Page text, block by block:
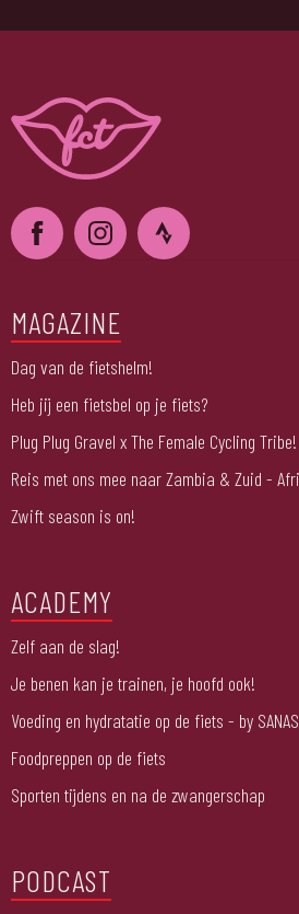
MAGAZINE
Dag van de fietshelm!
Heb jij een fietsbel op je fiets?
Plug Plug Gravel x The Female Cycling Tribe!
Reis met ons mee naar Zambia & Zuid -
Zwift season is on!
ACADEMY
Zelf aan de slag!
Je benen kan je trainen, je hoofd ook!
Voeding en hydratatie op de fiets - by SANAS
Foodpreppen op de fiets
Sporten tijdens en na de zwangerschap
PODCAST